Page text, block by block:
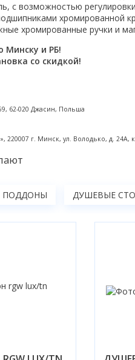
с возможностью
хромированной
хромированные ручки и
Минску и РБ!
со скидкой!
62-020 Джасин, Польша
220007 г. Минск, ул. Володько, д. 24А,
ПОДДОНЫ ДУШЕВЫЕ